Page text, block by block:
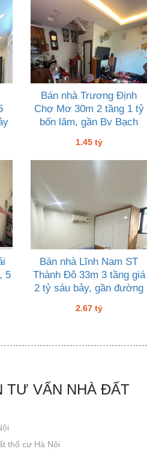
Bán nhà Trương Định
Chợ Mơ 30m 2 tầng 1 tỷ
bốn lăm, gần Bv Bạch
1.45 tỷ
5
Bán nhà Lĩnh Nam ST
Thành Đô 33m 3 tầng giá
2 tỷ sáu bảy, gần đường
2.67 tỷ
TƯ VẤN NHÀ ĐẤT
thổ cư Hà Nội